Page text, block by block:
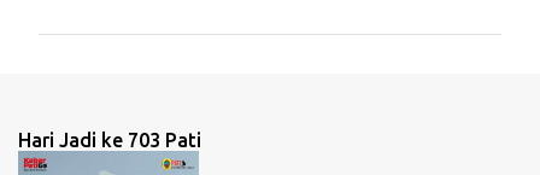
a
Hari Jadi ke 703 Pati